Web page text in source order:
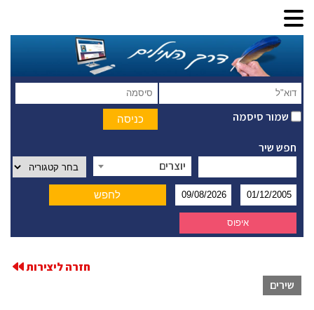
שמור סיסמה
חפש שיר
יוצרים
חזרה ליצירות
שירים